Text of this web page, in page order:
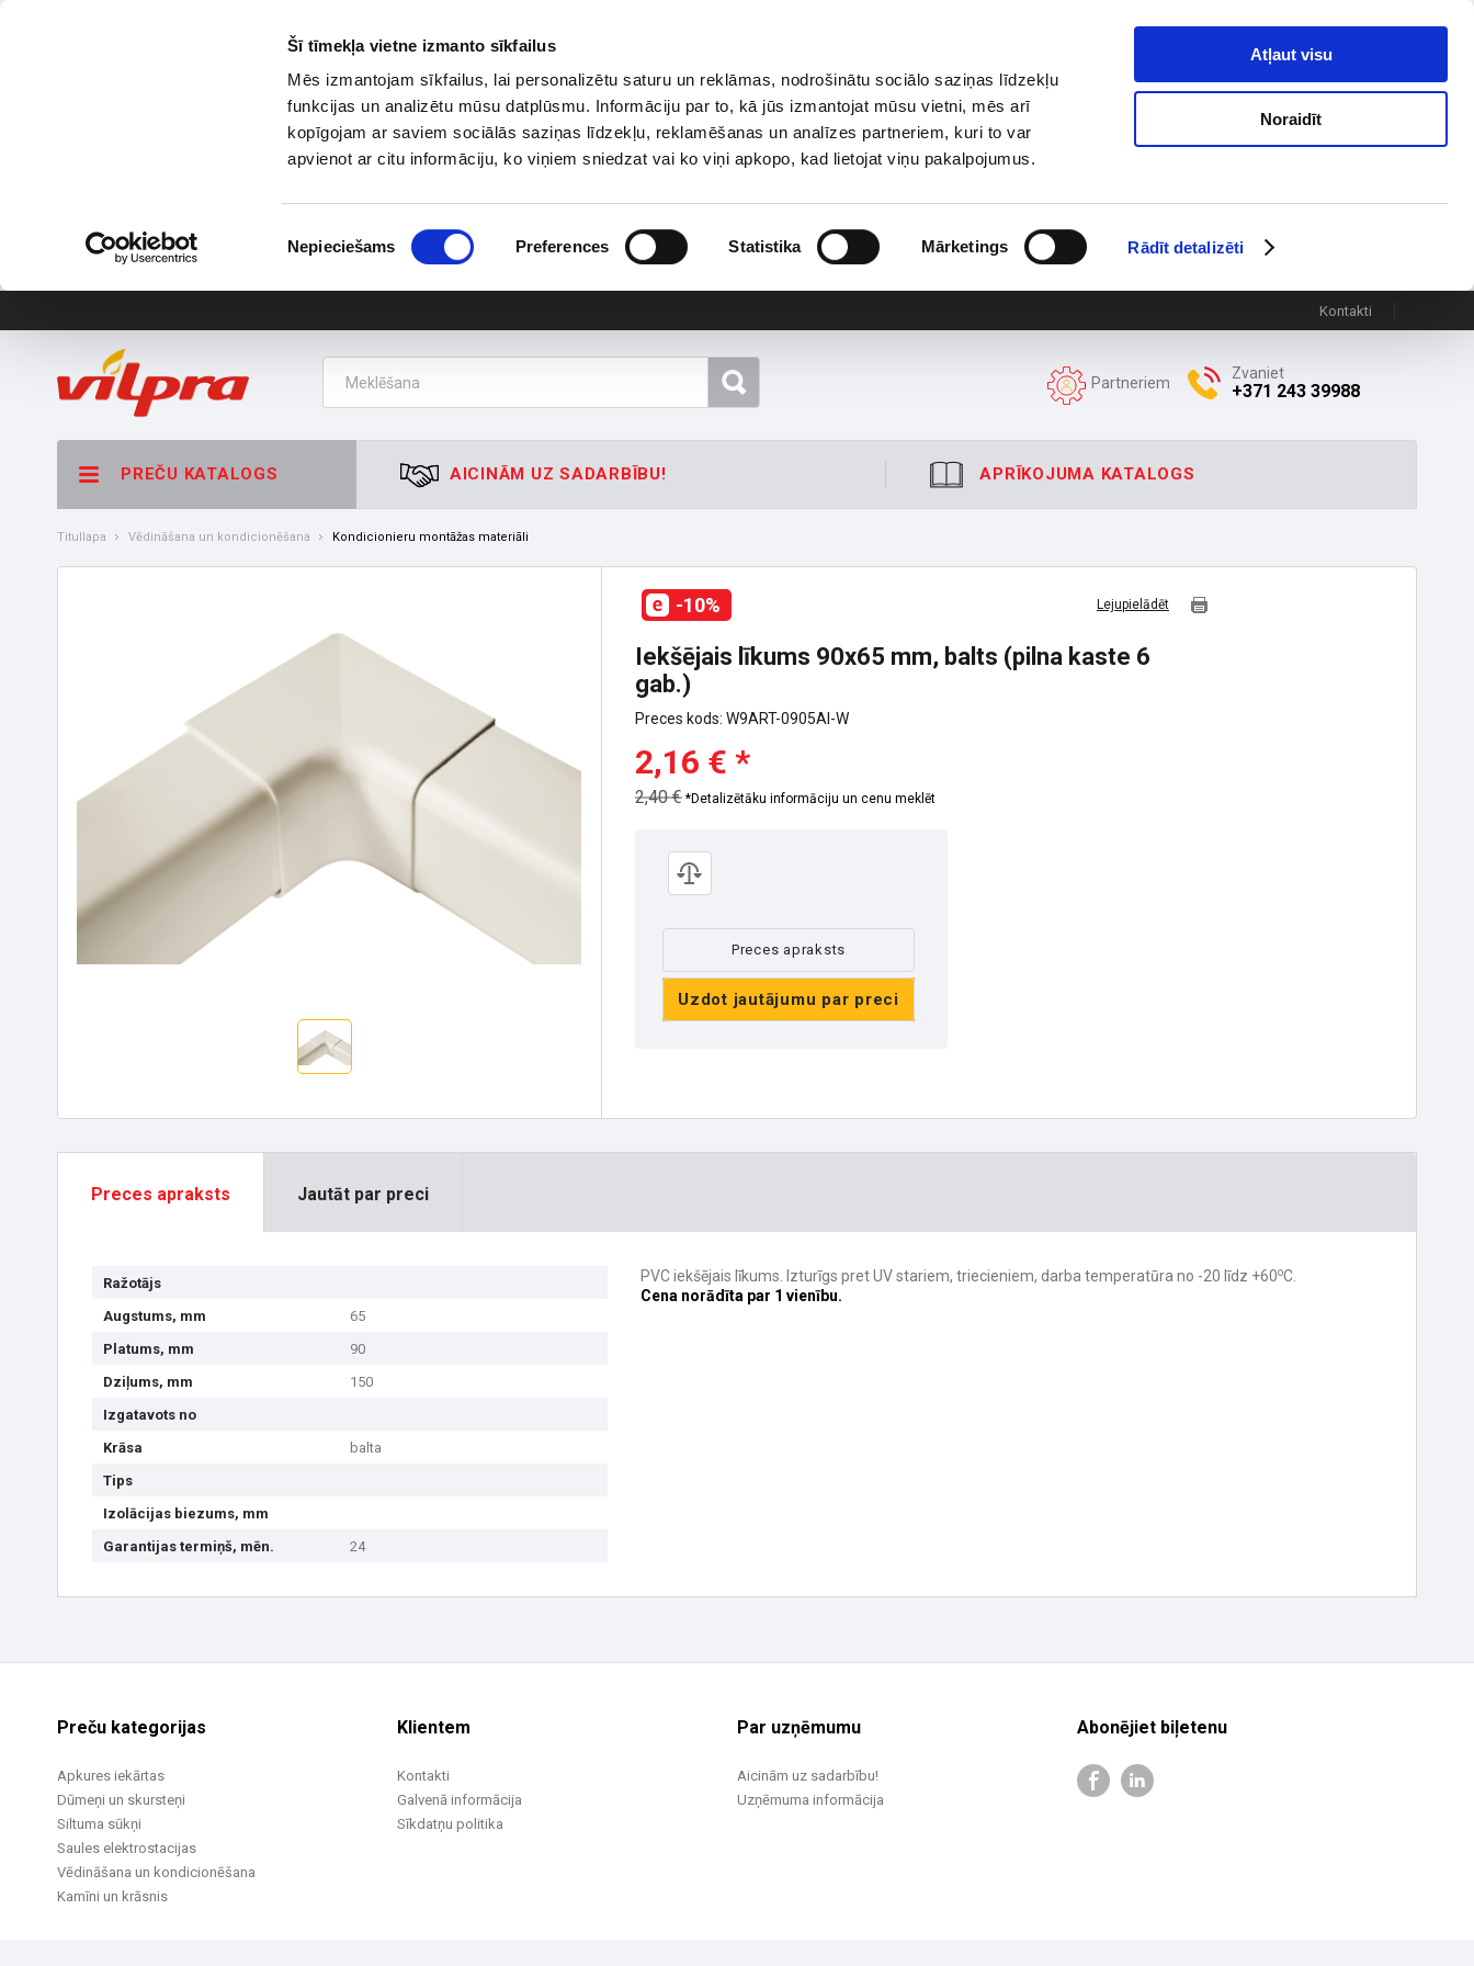
Šī tīmekļa vietne izmanto sīkfailus
Mēs izmantojam sīkfailus, lai personalizētu saturu un reklāmas, nodrošinātu sociālo saziņas līdzekļu
funkcijas un analizētu mūsu datplūsmu. Informāciju par to, kā jūs izmantojat mūsu vietni, mēs arī
kopīgojam ar saviem sociālās saziņas līdzekļu, reklamēšanas un analīzes partneriem, kuri to var
apvienot ar citu informāciju, ko viņiem sniedzat vai ko viņi apkopo, kad lietojat viņu pakalpojumus.
izvēle
Nepieciešams Preferences Statistika Mārketings Rādīt detalizēti
Atļaut visu
Noraidīt
Kontakti
Partneriem
Zvaniet
+371 243 39988
PREČU KATALOGS AICINĀM UZ SADARBĪBU! APRĪKOJUMA KATALOGS
Titullapa Vēdināšana un kondicionēšana Kondicionieru montāžas materiāli
-10% Lejupielādēt
Iekšējais līkums 90x65 mm, balts (pilna kaste 6
gab.)
Preces kods: W9ART-0905AI-W
2,16 € *
2,40 € *Detalizētāku informāciju un cenu meklēt
Preces apraksts
Uzdot jautājumu par preci
Preces apraksts
Ražotājs
Augstums, mm
65
Platums, mm
90
Dziļums, mm
150
Izgatavots no
Krāsa
balta
Tips
Izolācijas biezums, mm
Garantijas termiņš, mēn.
24
PVC iekšējais līkums. Izturīgs pret UV stariem, triecieniem, darba temperatūra no -20 līdz +60oC.
Cena norādīta par 1 vienību.
Jautāt par preci
Preču kategorijas
Apkures iekārtas
Dūmeņi un skursteņi
Siltuma sūkņi
Saules elektrostacijas
Vēdināšana un kondicionēšana
Kamīni un krāsnis
Klientem
Kontakti
Galvenā informācija
Sīkdatņu politika
Par uzņēmumu
Aicinām uz sadarbību!
Uzņēmuma informācija
Abonējiet biļetenu